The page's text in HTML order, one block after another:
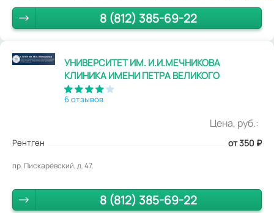
8 (812) 385-69-22
УНИВЕРСИТЕТ ИМ. И.И.МЕЧНИКОВА
КЛИНИКА ИМЕНИ ПЕТРА ВЕЛИКОГО
6 отзывов
Цена, руб.:
Рентген от 350 ₽
пр. Пискарёвский, д. 47.
8 (812) 385-69-22